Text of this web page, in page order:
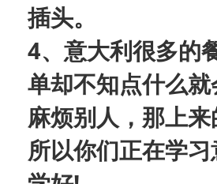
插头。
4、 意大利很多的
单却不知点什么
麻烦别人，那上
所以你们正在学